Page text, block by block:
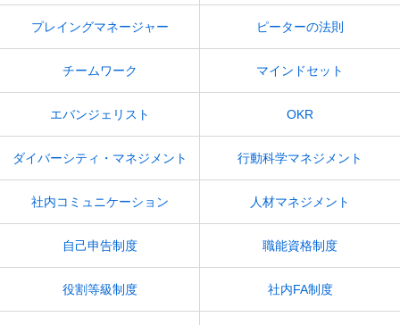
プレイングマネージャー ピーターの法則
チームワーク マインドセット
エバンジェリスト OKR
ダイバーシティ・マネジメント 行動科学マネジメント
社内コミュニケーション 人材マネジメント
自己申告制度 職能資格制度
役割等級制度 社内FA制度